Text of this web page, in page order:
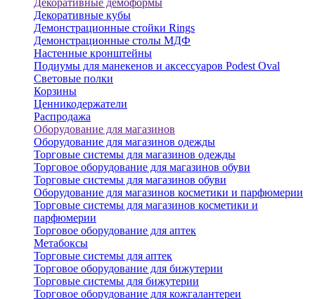
Декоративные кубы
Демонстрационные стойки Rings
Демонстрационные столы МДФ
Настенные кронштейны
Подиумы для манекенов и аксессуаров Podest Oval
Световые полки
Корзины
Ценникодержатели
Распродажа
Оборудование для магазинов
Оборудование для магазинов одежды
Торговые системы для магазинов одежды
Торговое оборудование для магазинов обуви
Торговые системы для магазинов обуви
Оборудование для магазинов косметики и парфюмерии
Торговые системы для магазинов косметики и
парфюмерии
Торговое оборудование для аптек
Метабоксы
Торговые системы для аптек
Торговое оборудование для бижутерии
Торговые системы для бижутерии
Торговое оборудование для кожгалантереи